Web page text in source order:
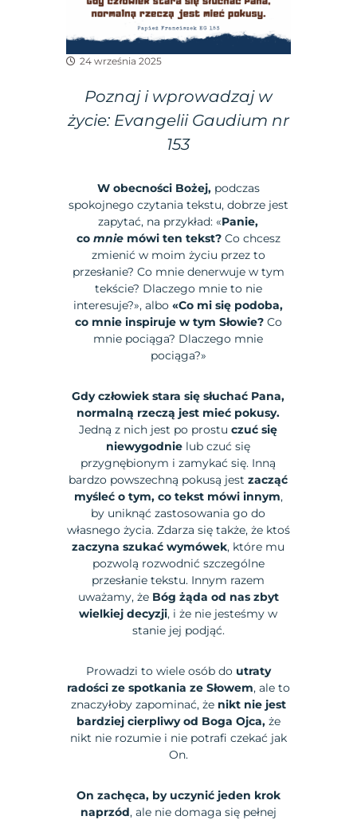
24 września 2025
Poznaj i wprowadzaj w
życie: Evangelii Gaudium nr
153
W obecności Bożej,podczas
spokojnego czytania tekstu, dobrze jest
zapytać, na przykład: «Panie,
co mniemówi ten tekst? Co chcesz
zmienić w moim życiu przez to
przesłanie? Co mnie denerwuje w tym
tekście? Dlaczego mnie to nie
interesuje?», albo«Co mi się podoba,
co mnie inspiruje w tym Słowie?Co
mnie pociąga? Dlaczego mnie
pociąga?»
Gdy człowiek stara się słuchać Pana,
normalną rzeczą jest mieć pokusy.
Jedną z nich jest po prostuczuć się
niewygodnie lub czuć się
przygnębionym i zamykać się. Inną
bardzo powszechną pokusą jestzacząć
myśleć o tym, co tekst mówi innym,
by uniknąć zastosowania go do
własnego życia. Zdarza się także, że ktoś
zaczyna szukać wymówek, które mu
pozwolą rozwodnić szczególne
przesłanie tekstu. Innym razem
uważamy, że Bóg żąda od nas zbyt
wielkiej decyzji, i że nie jesteśmy w
stanie jej podjąć.
Prowadzi to wiele osób do utraty
radości ze spotkania ze Słowem, ale to
znaczyłoby zapominać, że nikt nie jest
bardziej cierpliwy od Boga Ojca,że
nikt nie rozumie i nie potrafi czekać jak
On.
On zachęca, by uczynić jeden krok
naprzód, ale nie domaga się pełnej